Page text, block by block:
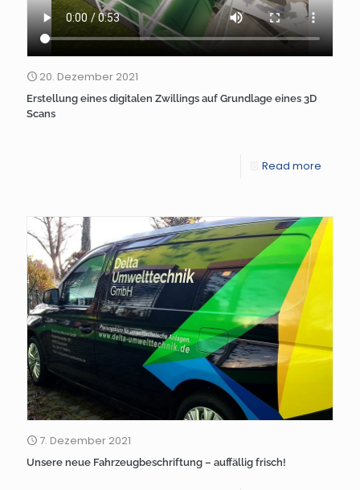
20. Dezember 2021
Erstellung eines digitalen Zwillings auf Grundlage eines 3D
Scans
Read more
7. Dezember 2021
Unsere neue Fahrzeugbeschriftung – auffällig frisch!